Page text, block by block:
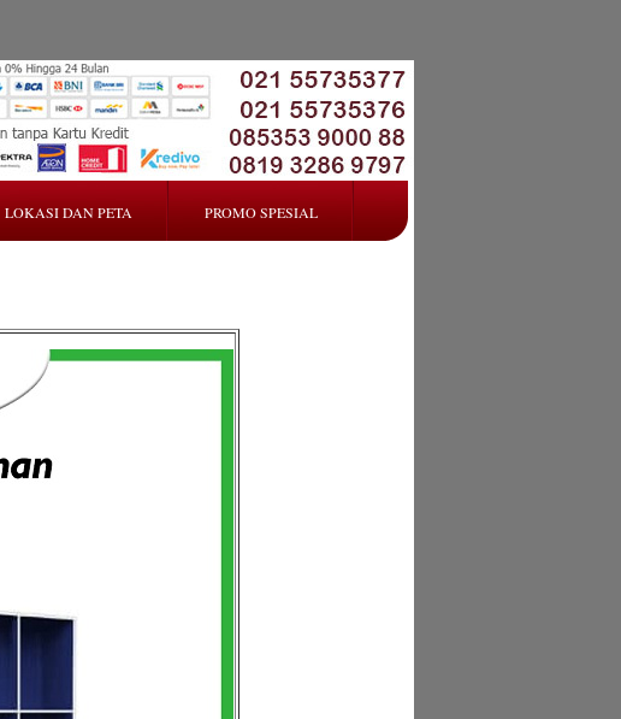
LOKASI DAN PETA PROMO SPESIAL